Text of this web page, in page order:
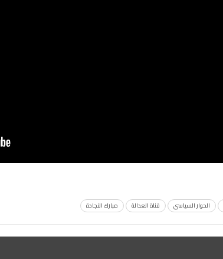
الحوار السياسي قناة العدالة مبارك النجادة